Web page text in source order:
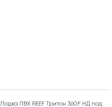
Лодка ПВХ REEF Тритон 360F НД под